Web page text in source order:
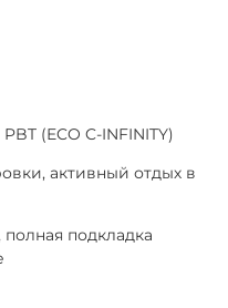
(ECO C-INFINITY)
активный отдых в
подкладка